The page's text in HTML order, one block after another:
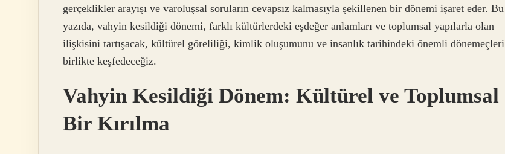
gerçeklikler arayışı ve varoluşsal soruların cevapsız kalmasıyla şekillenen bir dönemi işaret eder. Bu
yazıda, vahyin kesildiği dönemi, farklı kültürlerdeki eşdeğer anlamları ve toplumsal yapılarla olan
ilişkisini tartışacak, kültürel göreliliği, kimlik oluşumunu ve insanlık tarihindeki önemli dönemeçleri
birlikte keşfedeceğiz.
Vahyin Kesildiği Dönem: Kültürel ve Toplumsal
Bir Kırılma